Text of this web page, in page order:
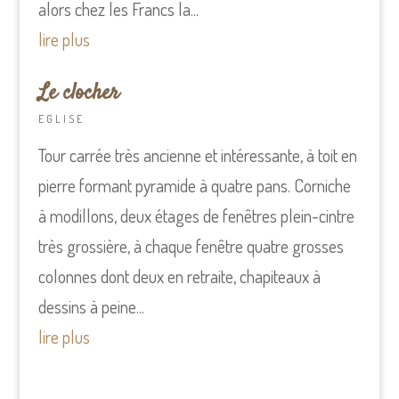
alors chez les Francs la...
lire plus
Le clocher
EGLISE
Tour carrée très ancienne et intéressante, à toit en
pierre formant pyramide à quatre pans. Corniche
à modillons, deux étages de fenêtres plein-cintre
très grossière, à chaque fenêtre quatre grosses
colonnes dont deux en retraite, chapiteaux à
dessins à peine...
lire plus